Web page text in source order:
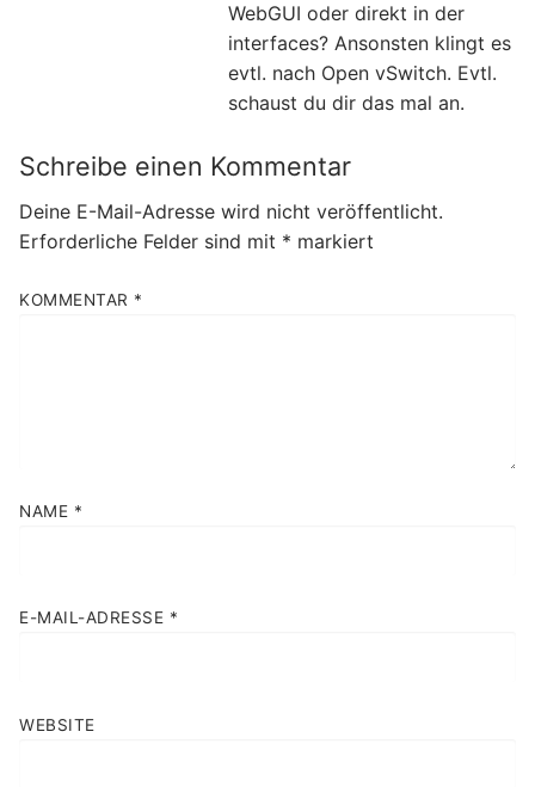
WebGUI oder direkt in der
interfaces? Ansonsten klingt es
evtl. nach Open vSwitch. Evtl.
schaust du dir das mal an.
Schreibe einen Kommentar
Deine E-Mail-Adresse wird nicht veröffentlicht.
Erforderliche Felder sind mit * markiert
KOMMENTAR *
NAME *
E-MAIL-ADRESSE *
WEBSITE